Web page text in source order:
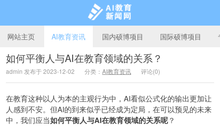
AI教育新闻网
网站主页 AI教育资讯 国内硕博项目 国际硕博项目
如何平衡人与AI在教育领域的关系？
admin 发布于 2023-12-02 分类： AI教育资讯 评论(0)
在教育这种以人为本的主观行为中，AI看似公式化的输出更加让
人感到不安。但AI的到来似乎已经成为定局，在可以预见的未来
中，我们应当如何平衡人与AI在教育领域的关系呢？